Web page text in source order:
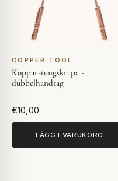
COPPER TOOL
Koppar-tungskrapa -
dubbelhandtag
€10,00
LÄGG I VARUKORG